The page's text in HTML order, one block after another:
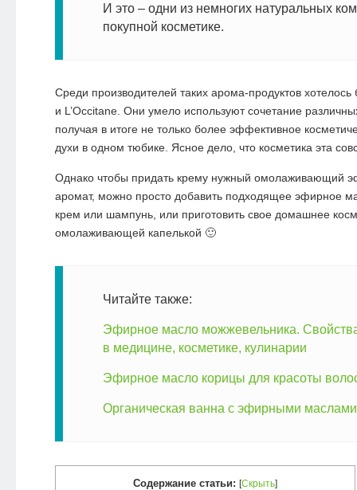
И это – одни из немногих натуральных
покупной косметике.
Среди производителей таких арома-продуктов
и L’Occitane. Они умело используют сочетание
получая в итоге не только более эффективное
духи в одном тюбике. Ясное дело, что косметика эта
Однако чтобы придать крему нужный омолаживающий
аромат, можно просто добавить подходящее эфирное
крем или шампунь, или приготовить свое домашнее
омолаживающей капелькой 🙂
Читайте также:
Эфирное масло можжевельника.
в медицине, косметике, кулинарии
Эфирное масло корицы для красоты
Органическая ванна с эфирными маслами
Содержание статьи: [Скрыть]